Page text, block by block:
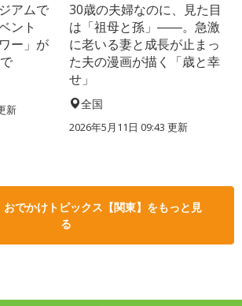
アムで
ント
ー」が
新
30歳の夫婦なのに、見た目
は「祖母と孫」――。急激
に老いる妻と成長が止まっ
た夫の漫画が描く「歳と幸
せ」
全国
2026年5月11日 09:43 更新
おでかけトピックス【関東】をもっと見
る